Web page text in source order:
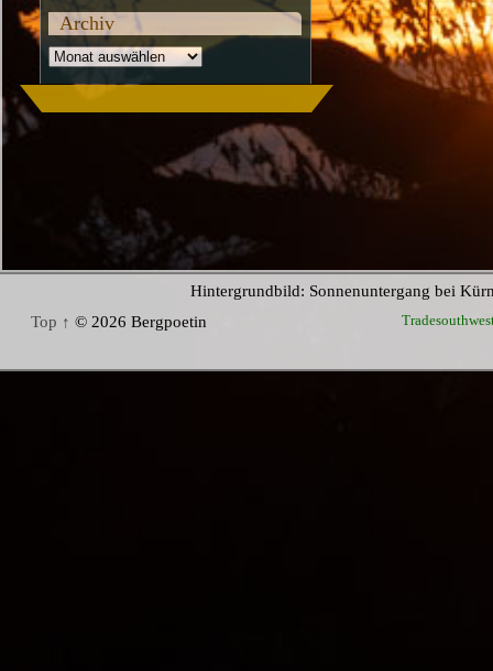
Archiv
Archiv
Hintergrundbild: Sonnenuntergang bei
Top ↑ © 2026 Bergpoetin